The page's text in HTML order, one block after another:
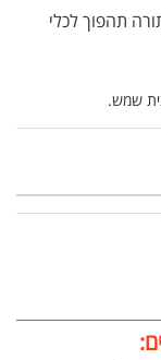
תהפוך לכלי